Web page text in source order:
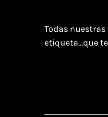
Todas
etiqueta…que